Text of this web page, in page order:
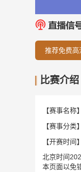
推荐免费高
比赛介绍
【赛事名称】
【赛事分类】
【开赛时间】
北京时间
本页面以免